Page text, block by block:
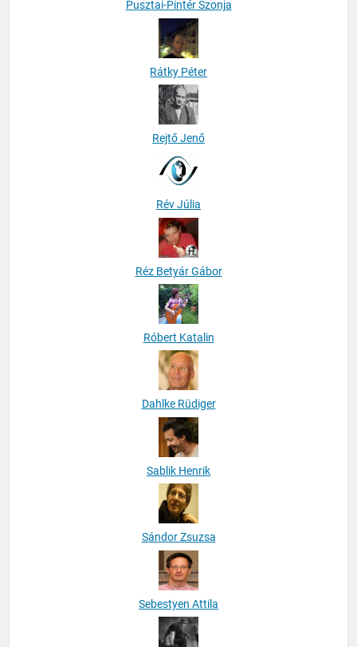
Pusztai-Pintér Szonja
Rátky Péter
Rév Júlia
Réz Betyár Gábor
Róbert Katalin
Dahlke Rüdiger
Sablik Henrik
Sándor Zsuzsa
Sebestyen Attila